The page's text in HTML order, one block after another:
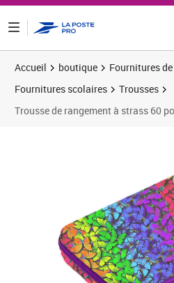
Accueil boutique
Fournitures
Fournitures scolaires
Trousses
Trousse de rangement à strass 60